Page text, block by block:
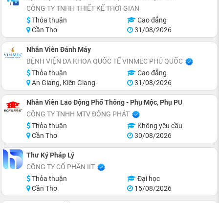
CÔNG TY TNHH THIẾT KẾ THỜI GIAN
Thỏa thuận
Cao đẳng
Cần Thơ
31/08/2026
Nhân Viên Đánh Máy
BỆNH VIỆN ĐA KHOA QUỐC TẾ VINMEC PHÚ QUỐC
Thỏa thuận
Cao đẳng
An Giang, Kiên Giang
31/08/2026
Nhân Viên Lao Động Phổ Thông - Phụ Mộc, Phụ PU
CÔNG TY TNHH MTV ĐÔNG PHÁT
Thỏa thuận
Không yêu cầu
Cần Thơ
30/08/2026
Thư Ký Pháp Lý
CÔNG TY CỔ PHẦN IIT
Thỏa thuận
Đại học
Cần Thơ
15/08/2026